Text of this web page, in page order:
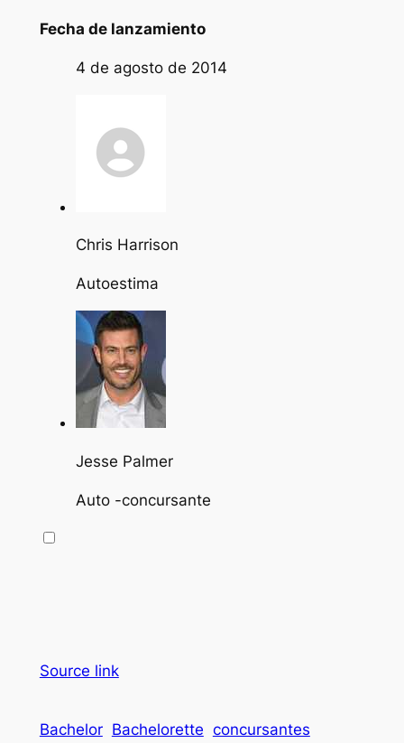
Fecha de lanzamiento
4 de agosto de 2014
Chris Harrison
Autoestima
Jesse Palmer
Auto -concursante
Source link
Bachelor Bachelorette concursantes